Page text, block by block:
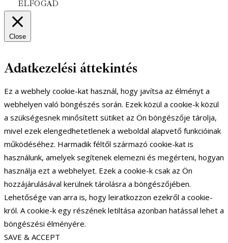
ELFOGAD
Close
Adatkezelési áttekintés
Ez a webhely cookie-kat használ, hogy javítsa az élményt a
webhelyen való böngészés során. Ezek közül a cookie-k közül
a szükségesnek minősített sütiket az Ön böngészője tárolja,
mivel ezek elengedhetetlenek a weboldal alapvető funkcióinak
működéséhez. Harmadik féltől származó cookie-kat is
használunk, amelyek segítenek elemezni és megérteni, hogyan
használja ezt a webhelyet. Ezek a cookie-k csak az Ön
hozzájárulásával kerülnek tárolásra a böngészőjében.
Lehetősége van arra is, hogy leiratkozzon ezekről a cookie-
król. A cookie-k egy részének letiltása azonban hatással lehet a
böngészési élményére.
SAVE & ACCEPT